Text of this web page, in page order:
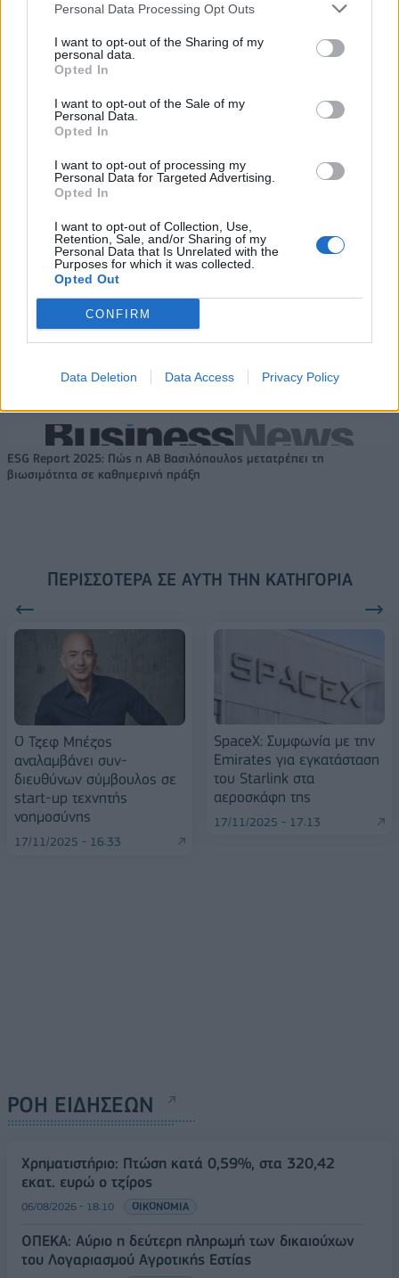
Personal Data Processing Opt Outs
I want to opt-out of the Sharing of my
personal data.
Opted In
I want to opt-out of the Sale of my
Personal Data.
Opted In
I want to opt-out of processing my
Personal Data for Targeted Advertising.
Opted In
I want to opt-out of Collection, Use,
Retention, Sale, and/or Sharing of my
Personal Data that Is Unrelated with the
Purposes for which it was collected.
Opted Out
CONFIRM
Data Deletion Data Access Privacy Policy
ο τζίρος στο α' εξάμηνο, στα 4,3
δισ. ευρώ – Στα 446 εκατ. ευρώ
τα EBITDA
δισ. ευρώ ως το 2028 για την
Η συμφωνία Arval-Athlon αναδιαμορφώνει την αγορά leasing
VW: Η δύσκολη εξίσωση της
αναδιάρθρωσης
18η συνεχόμενη χρονιά για τον
Alpha Bank: Για πρώτη φορά το Αρχαίο Θέατρο Επιδαύρου άνοιξε τις
ESG Report 2025: Πώς η ΑΒ Βασιλόπουλος μετατρέπει τη
βιωσιμότητα σε καθημερινή πράξη
ΠΕΡΙΣΣΌΤΕΡΑ ΣΕ ΑΥΤΉ ΤΗΝ ΚΑΤΗΓΟΡΊΑ
Ο Τζεφ Μπέζος
αναλαμβάνει συν-
διευθύνων σύμβουλος σε
start-up τεχνητής
νοημοσύνης
17/11/2025 - 16:33
SpaceX: Συμφωνία με την
Emirates για εγκατάσταση
του Starlink στα
αεροσκάφη της
17/11/2025 - 17:13
ΡΟΗ ΕΙΔΗΣΕΩΝ
Χρηματιστήριο: Πτώση κατά 0,59%, στα 320,42
εκατ. ευρώ ο τζίρος
06/08/2026 - 18:10 ΟΙΚΟΝΟΜΙΑ
ΟΠΕΚΑ: Αύριο η δεύτερη πληρωμή των δικαιούχων
του Λογαριασμού Αγροτικής Εστίας